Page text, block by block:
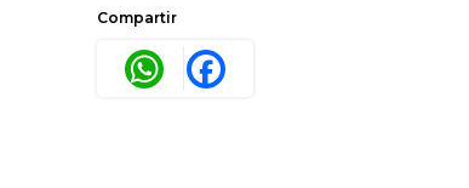
Compartir
WhatsApp